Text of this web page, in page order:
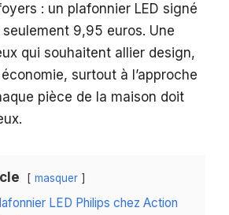
: un plafonnier LED signé
9,95 euros. Une
qui souhaitent allier design,
surtout à l’approche
pièce de la maison doit
masquer
LED Philips chez Action